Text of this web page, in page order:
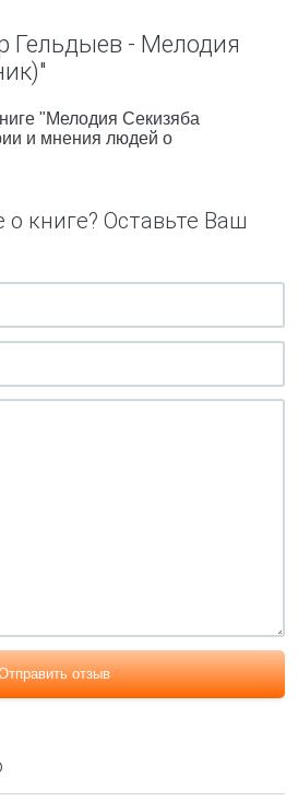
Гельдыев - Мелодия
"Мелодия Секизяба
и мнения людей о
книге? Оставьте Ваш
отзыв